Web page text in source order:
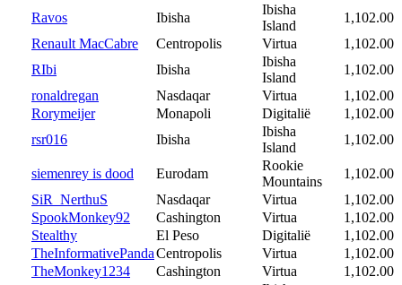
Ravos
Ibisha
Ibisha
Island
1,102.00
Renault MacCabre
Centropolis Virtua
1,102.00
RIbi
Ibisha
Ibisha
Island
1,102.00
ronaldregan
Nasdaqar Virtua
1,102.00
Rorymeijer
Monapoli Digitalië
1,102.00
rsr016
Ibisha
Ibisha
Island
1,102.00
siemenrey is dood Eurodam
Rookie
Mountains
1,102.00
SiR_NerthuS
Nasdaqar Virtua
1,102.00
SpookMonkey92
Cashington Virtua
1,102.00
Stealthy
El Peso Digitalië
1,102.00
TheInformativePandaCentropolis Virtua
1,102.00
TheMonkey1234
Cashington Virtua
1,102.00